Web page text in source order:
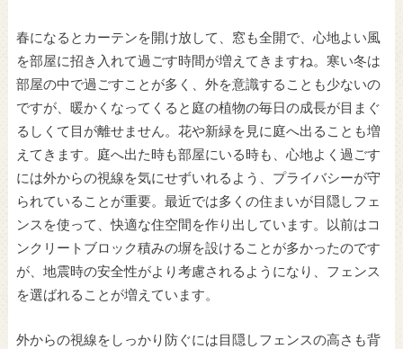
春になるとカーテンを開け放して、窓も全開で、心地よい風
を部屋に招き入れて過ごす時間が増えてきますね。寒い冬は
部屋の中で過ごすことが多く、外を意識することも少ないの
ですが、暖かくなってくると庭の植物の毎日の成長が目まぐ
るしくて目が離せません。花や新緑を見に庭へ出ることも増
えてきます。庭へ出た時も部屋にいる時も、心地よく過ごす
には外からの視線を気にせずいれるよう、プライバシーが守
られていることが重要。最近では多くの住まいが目隠しフェ
ンスを使って、快適な住空間を作り出しています。以前はコ
ンクリートブロック積みの塀を設けることが多かったのです
が、地震時の安全性がより考慮されるようになり、フェンス
を選ばれることが増えています。
外からの視線をしっかり防ぐには目隠しフェンスの高さも背